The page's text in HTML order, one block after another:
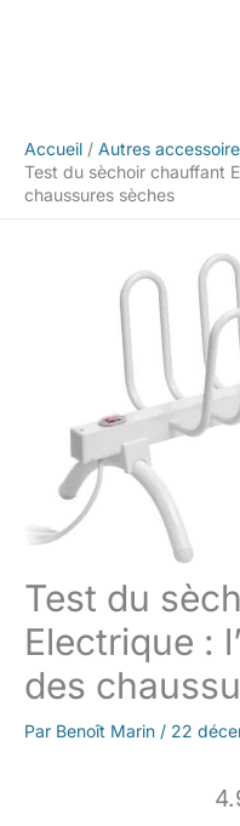
Accueil
Autres
Test du sèchoir chauffant
chaussures sèches
Test du
Electrique :
des
Par Benoît Marin / 22